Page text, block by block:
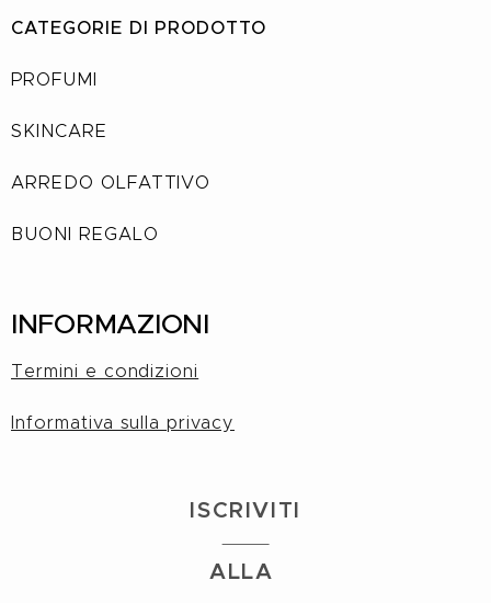
CATEGORIE DI PRODOTTO
PROFUMI
SKINCARE
ARREDO OLFATTIVO
BUONI REGALO
INFORMAZIONI
Termini e condizioni
Informativa sulla privacy
ISCRIVITI
ALLA